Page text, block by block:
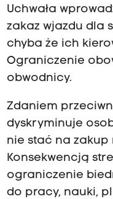
Uchwała
zakaz wjazdu dla
chyba że ich
Ograniczenie
obwodnicy.
Zdaniem
dyskryminuje
nie stać na zakup
Konsekwencją
ograniczenie
do pracy, nauki,